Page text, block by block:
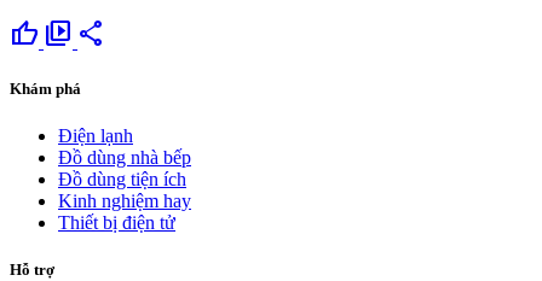
thumb_up video_library share
Khám phá
Điện lạnh
Đồ dùng nhà bếp
Đồ dùng tiện ích
Kinh nghiệm hay
Thiết bị điện tử
Hỗ trợ